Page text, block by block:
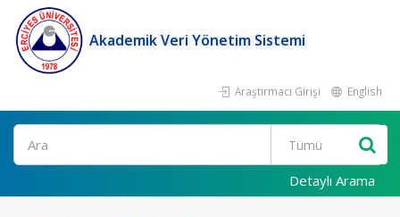
Akademik Veri Yönetim Sistemi
Araştırmacı Girişi English
Ara
Detaylı Arama